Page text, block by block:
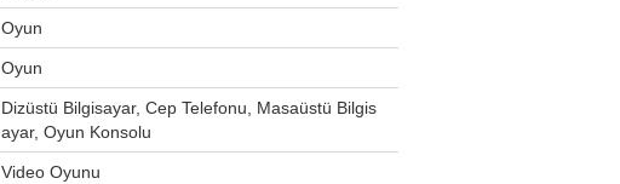
‎Oyun
‎Oyun
‎Dizüstü Bilgisayar, Cep Telefonu, Masaüstü Bilgis
ayar, Oyun Konsolu
‎Video Oyunu